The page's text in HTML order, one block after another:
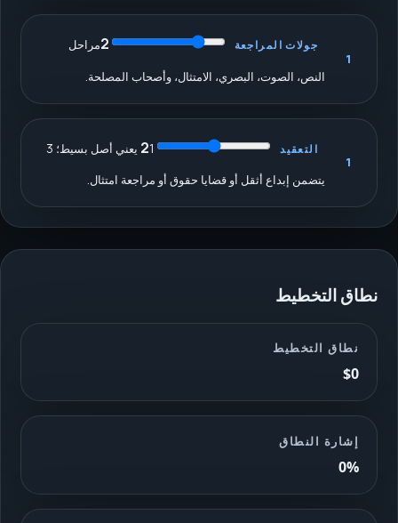
1
جولات المراجعة 2مراحل
النص، الصوت، البصري، الامتثال، وأصحاب المصلحة.
1
التعقيد 2
1 يعني أصل بسيط؛ 3
يتضمن إبداع أثقل أو قضايا حقوق أو مراجعة امتثال.
نطاق التخطيط
نطاق التخطيط
$0
إشارة النطاق
0%